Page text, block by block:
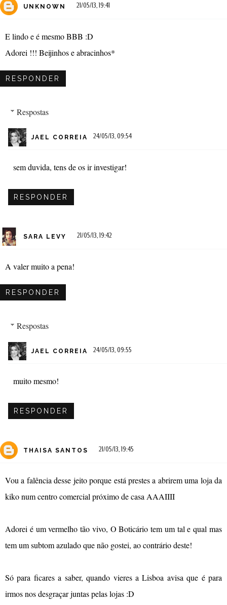
UNKNOWN 21/05/13, 19:41
E lindo e é mesmo BBB :D
Adorei !!! Beijinhos e abracinhos*
RESPONDER
Respostas
JAEL CORREIA 24/05/13, 09:54
sem duvida, tens de os ir investigar!
RESPONDER
SARA LEVY 21/05/13, 19:42
A valer muito a pena!
RESPONDER
Respostas
JAEL CORREIA 24/05/13, 09:55
muito mesmo!
RESPONDER
THAISA SANTOS 21/05/13, 19:45
Vou a falência desse jeito porque está prestes a abrirem uma loja da
kiko num centro comercial próximo de casa AAAIIII
Adorei é um vermelho tão vivo, O Boticário tem um tal e qual mas
tem um subtom azulado que não gostei, ao contrário deste!
Só para ficares a saber, quando vieres a Lisboa avisa que é para
irmos nos desgraçar juntas pelas lojas :D